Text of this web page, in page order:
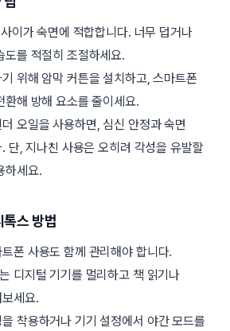
이가 숙면에 적합합니다. 너무 덥거나
도를 적절히 조절하세요.
위해 암막 커튼을 설치하고, 스마트폰
환해 방해 요소를 줄이세요.
오일을 사용하면, 심신 안정과 숙면
단, 지나친 사용은 오히려 각성을 유발할
하세요.
스 방법
폰 사용도 함께 관리해야 합니다.
디지털 기기를 멀리하고 책 읽기나
세요.
착용하거나 기기 설정에서 야간 모드를